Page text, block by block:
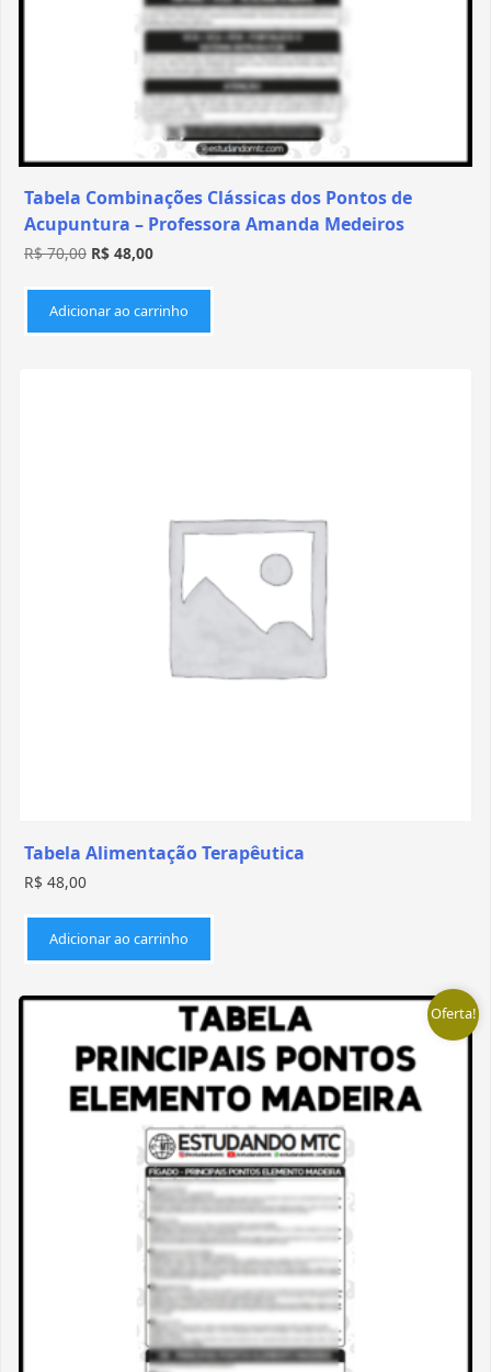
Tabela Combinações Clássicas dos Pontos de
Acupuntura – Professora Amanda Medeiros
R$70,00 R$ 48,00
Adicionar ao carrinho
Tabela Alimentação Terapêutica
R$ 48,00
Adicionar ao carrinho
Oferta!